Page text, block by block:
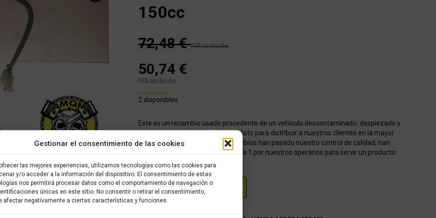
Gestionar el consentimiento de las cookies
las mejores experiencias, utilizamos tecnologías como las cookies para
y/o acceder a la información del dispositivo. El consentimiento de estas
nos permitirá procesar datos como el comportamiento de navegación o
únicas en este sitio. No consentir o retirar el consentimiento,
afectar negativamente a ciertas características y funciones.
150cc
72,48€ IVA incluido
50,74 €
IVA incluido
2 disponibles
Este es un recambio usado procedente de un vehículo descontaminado, despiezado y
almacenado en nuestro almacén listo para distribuir a nuestros clientes en la mayor
brevedad posible. Todos los recambios han pasado nuestro control de calidad, han
sido verificados y seleccionados 1 a 1 por nuestros operarios para servir un producto
con garantía.
Carburador
HONDA
COMPRAR